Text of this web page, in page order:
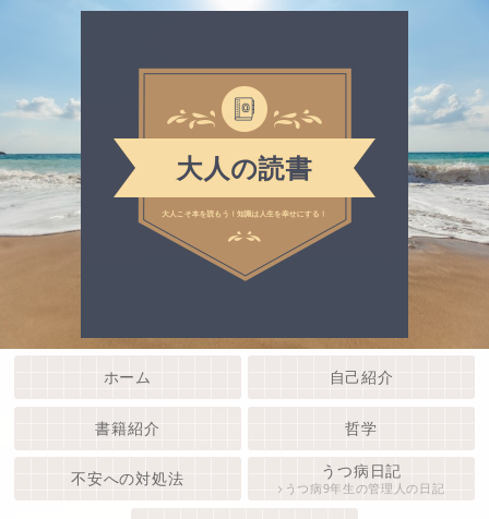
ホーム 自己紹介
書籍紹介 哲学
不安への対処法 うつ病日記
うつ病9年生の管理人の日記